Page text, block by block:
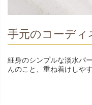
手元のコーディ
細身のシンプルな淡水パ
んのこと、重ね着けしや